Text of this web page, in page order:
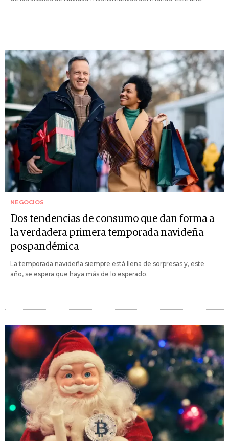
NEGOCIOS
Dos tendencias de consumo que dan forma a
la verdadera primera temporada navideña
pospandémica
La temporada navideña siempre está llena de sorpresas y, este
año, se espera que haya más de lo esperado.